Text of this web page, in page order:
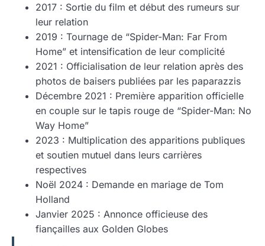
2017 : Sortie du film et début des rumeurs sur
leur relation
2019 : Tournage de “Spider-Man: Far From
Home” et intensification de leur complicité
2021 : Officialisation de leur relation après des
photos de baisers publiées par les paparazzis
Décembre 2021 : Première apparition officielle
en couple sur le tapis rouge de “Spider-Man: No
Way Home”
2023 : Multiplication des apparitions publiques
et soutien mutuel dans leurs carrières
respectives
Noël 2024 : Demande en mariage de Tom
Holland
Janvier 2025 : Annonce officieuse des
fiançailles aux Golden Globes